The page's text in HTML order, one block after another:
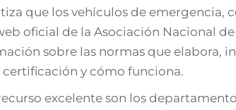
que los vehículos de emergencia,
oficial de la Asociación Nacional
sobre las normas que elabora,
y cómo funciona.
excelente son los